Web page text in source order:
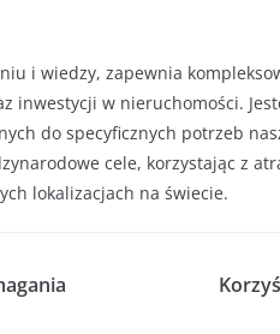
i wiedzy, zapewnia
inwestycji w nieruchomości.
do specyficznych potrzeb
cele, korzystając z
lokalizacjach na świecie.